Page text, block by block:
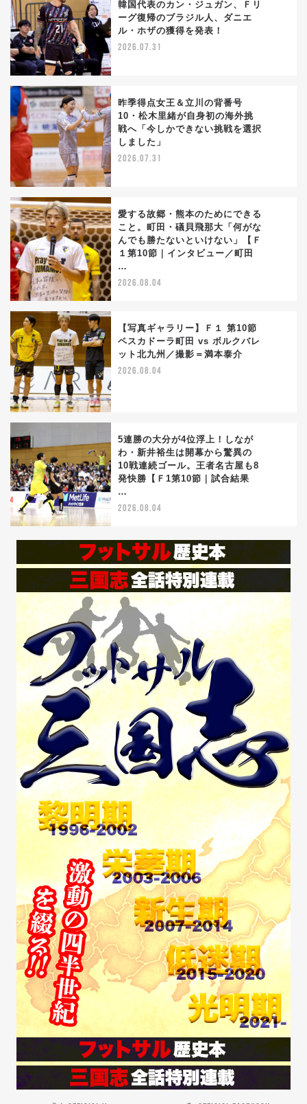
韓国代表のカン・ジュガン、Ｆリ
ーグ復帰のブラジル人、ダニエ
ル・ホザの獲得を発表！
2026.07.31
昨季得点女王＆立川の背番号
10・松木里緒が自身初の海外挑
戦へ「今しかできない挑戦を選択
しました」
2026.07.31
愛する故郷・熊本のためにできる
こと。町田・礒貝飛那大「何がな
んでも勝たないといけない」【Ｆ
１第10節｜インタビュー／町田
…
2026.08.04
【写真ギャラリー】Ｆ１ 第10節
ペスカドーラ町田 vs ボルクバレ
ット北九州／撮影＝満本泰介
2026.08.04
5連勝の大分が4位浮上！しなが
わ・新井裕生は開幕から驚異の
10戦連続ゴール。王者名古屋も8
発快勝【Ｆ1第10節｜試合結果
…
2026.08.04